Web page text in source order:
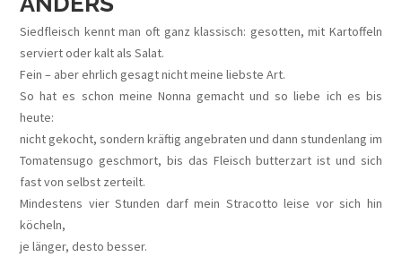
Siedfleisch kennt man oft ganz klassisch: gesotten, mit Kartoffeln
serviert oder kalt als Salat.
Fein – aber ehrlich gesagt nicht meine liebste Art.
So hat es schon meine Nonna gemacht und so liebe ich es bis
heute:
nicht gekocht, sondern kräftig angebraten und dann stundenlang im
Tomatensugo geschmort, bis das Fleisch butterzart ist und sich
fast von selbst zerteilt.
Mindestens vier Stunden darf mein Stracotto leise vor sich hin
köcheln,
je länger, desto besser.